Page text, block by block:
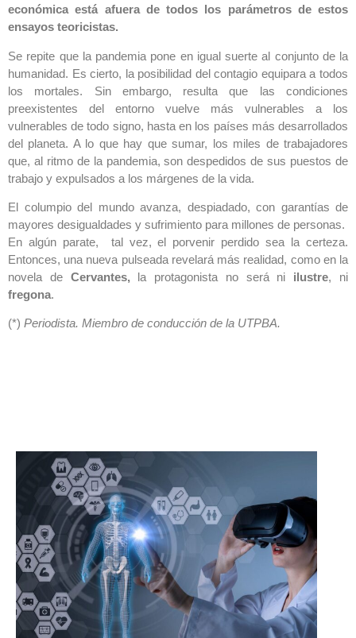
económica está afuera de todos los parámetros de estos
ensayos teoricistas.
Se repite que la pandemia pone en igual suerte al conjunto de la
humanidad. Es cierto, la posibilidad del contagio equipara a todos
los mortales. Sin embargo, resulta que las condiciones
preexistentes del entorno vuelve más vulnerables a los
vulnerables de todo signo, hasta en los países más desarrollados
del planeta. A lo que hay que sumar, los miles de trabajadores
que, al ritmo de la pandemia, son despedidos de sus puestos de
trabajo y expulsados a los márgenes de la vida.
El columpio del mundo avanza, despiadado, con garantías de
mayores desigualdades y sufrimiento para millones de personas.
En algún parate, tal vez, el porvenir perdido sea la certeza.
Entonces, una nueva pulseada revelará más realidad, como en la
novela de Cervantes, la protagonista no será ni ilustre, ni
fregona.
(*) Periodista. Miembro de conducción de la UTPBA.